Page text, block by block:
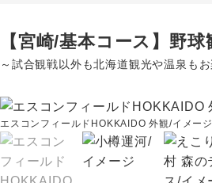
【宮崎/基本コース】野
～試合観戦以外も北海道観光や温泉も
エスコンフィールドHOKKAIDO 外観/イメージ